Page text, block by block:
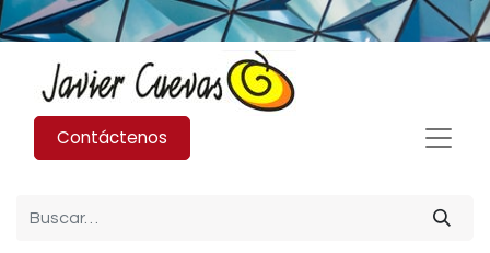
Contáctenos